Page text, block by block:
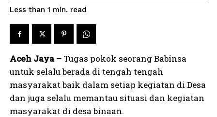
Less than 1 min. read
Aceh Jaya – Tugas pokok seorang Babinsa
untuk selalu berada di tengah tengah
masyarakat baik dalam setiap kegiatan di Desa
dan juga selalu memantau situasi dan kegiatan
masyarakat di desa binaan.